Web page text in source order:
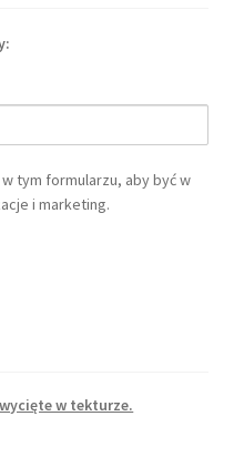
tym formularzu, aby być w
i marketing.
w tekturze.